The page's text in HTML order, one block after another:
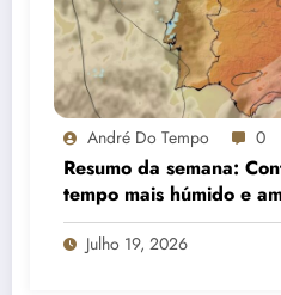
André Do Tempo 0
Resumo da semana:
tempo mais húmido e
interior, subida da
nuvens
Julho 19, 2026